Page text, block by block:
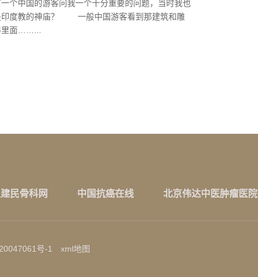
个中国的游客问我一个十分重要的问题，当时我也
印度教的神庙？ 一般中国游客看到那建筑和雕
里面……...
民骨科网 中国抗癌在线 北京伟达中医肿瘤医院
号-1 xml地图